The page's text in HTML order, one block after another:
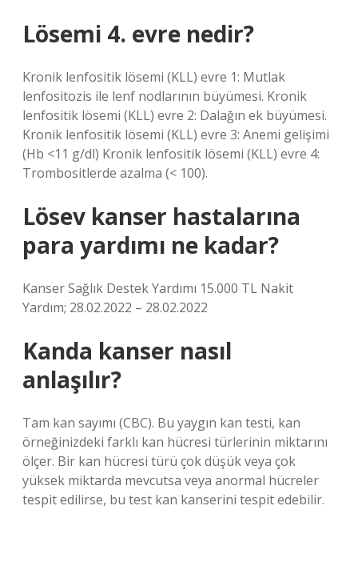
Lösemi 4. evre nedir?
Kronik lenfositik lösemi (KLL) evre 1: Mutlak
lenfositozis ile lenf nodlarının büyümesi. Kronik
lenfositik lösemi (KLL) evre 2: Dalağın ek büyümesi.
Kronik lenfositik lösemi (KLL) evre 3: Anemi gelişimi
(Hb <11 g/dl) Kronik lenfositik lösemi (KLL) evre 4:
Trombositlerde azalma (< 100).
Lösev kanser hastalarına
para yardımı ne kadar?
Kanser Sağlık Destek Yardımı 15.000 TL Nakit
Yardım; 28.02.2022 – 28.02.2022
Kanda kanser nasıl
anlaşılır?
Tam kan sayımı (CBC). Bu yaygın kan testi, kan
örneğinizdeki farklı kan hücresi türlerinin miktarını
ölçer. Bir kan hücresi türü çok düşük veya çok
yüksek miktarda mevcutsa veya anormal hücreler
tespit edilirse, bu test kan kanserini tespit edebilir.